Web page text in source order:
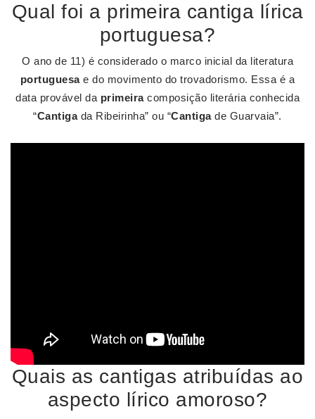
Qual foi a primeira cantiga lírica
portuguesa?
O ano de 11) é considerado o marco inicial da literatura
portuguesae do movimento do trovadorismo. Essa é a
data provável da primeiracomposição literária conhecida
“Cantigada Ribeirinha” ou “Cantigade Guarvaia”.
Quais as cantigas atribuídas ao
aspecto lírico amoroso?